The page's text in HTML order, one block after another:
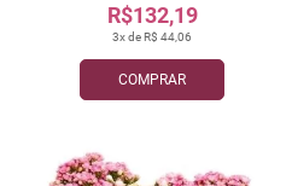
COMPRAR
3x de R$ 44,06
R$132,19